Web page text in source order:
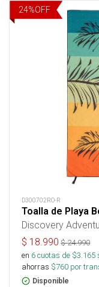
24%OFF
D300702RO-R
Toalla de Playa
Discovery
$ 18.990 $24.990
en 6cuotas de $3.165
ahorras $760 por
Disponible